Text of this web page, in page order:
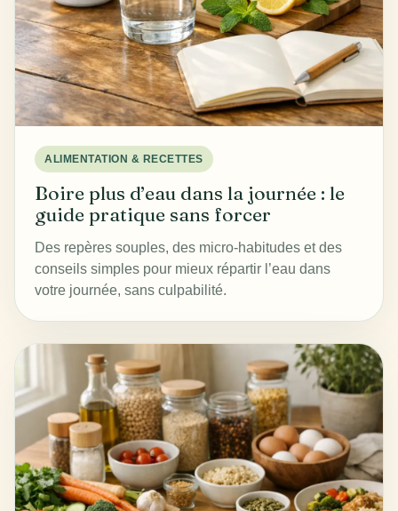
ALIMENTATION & RECETTES
Boire plus d’eau dans la journée : le
guide pratique sans forcer
Des repères souples, des micro-habitudes et des
conseils simples pour mieux répartir l’eau dans
votre journée, sans culpabilité.